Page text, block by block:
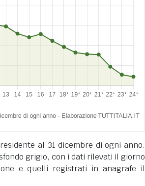
al 31 dicembre di ogni anno.
grigio, con i dati rilevati il giorno
e quelli registrati in anagrafe il